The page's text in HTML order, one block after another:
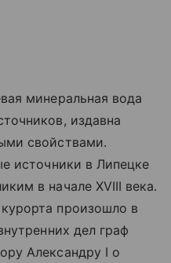
минеральная вода
издавна
свойствами.
источники в Липецке
в начале XVIII века.
произошло в
дел граф
Александру I о